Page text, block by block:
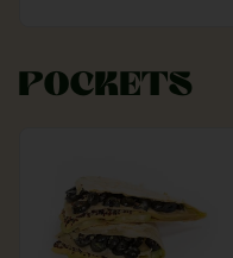
Pockets